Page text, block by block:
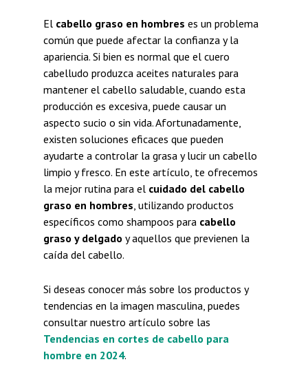
El cabello graso en hombres es un problema
común que puede afectar la confianza y la
apariencia. Si bien es normal que el cuero
cabelludo produzca aceites naturales para
mantener el cabello saludable, cuando esta
producción es excesiva, puede causar un
aspecto sucio o sin vida. Afortunadamente,
existen soluciones eficaces que pueden
ayudarte a controlar la grasa y lucir un cabello
limpio y fresco. En este artículo, te ofrecemos
la mejor rutina para el cuidado del cabello
graso en hombres, utilizando productos
específicos como shampoos para cabello
graso y delgado y aquellos que previenen la
caída del cabello.
Si deseas conocer más sobre los productos y
tendencias en la imagen masculina, puedes
consultar nuestro artículo sobre las
Tendencias en cortes de cabello para
hombre en 2024.